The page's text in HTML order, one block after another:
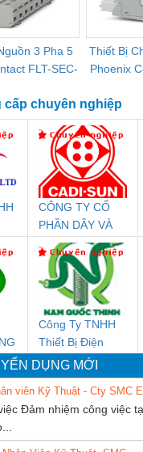
3 Pha 5
FLT-SEC-
Thiết Bị
Phoenix
cấp chuyên nghiệp
CÔNG TY CỔ
PHẦN DÂY VÀ
CÁP ĐIỆN
THƯỢNG ĐÌNH
Công Ty TNHH
Thiết Bị Điện
Nam Quốc Thịnh
DỤNG MỚI
viên Kỹ Thuật - Cty SMC
Đảm nhiệm công việc